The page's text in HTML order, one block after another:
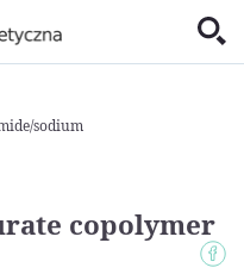
sodium
copolymer